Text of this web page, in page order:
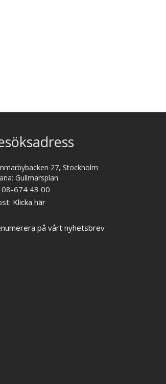
27, Stockholm
Gullmarsplan
08-674 43 00
Klicka här
på vårt nyhetsbrev